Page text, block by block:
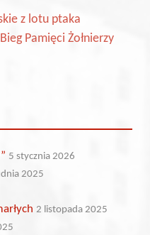
z lotu ptaka
Pamięci Żołnierzy
5 stycznia 2026
2025
2 listopada 2025